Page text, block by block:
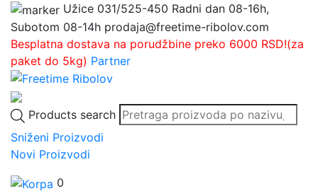
Užice 031/525-450 Radni dan 08-16h,
Subotom 08-14h prodaja@freetime-ribolov.com
Besplatna dostava na porudžbine preko 6000 RSD!(za
paket do 5kg) Partner
Products search
Sniženi Proizvodi
Novi Proizvodi
0